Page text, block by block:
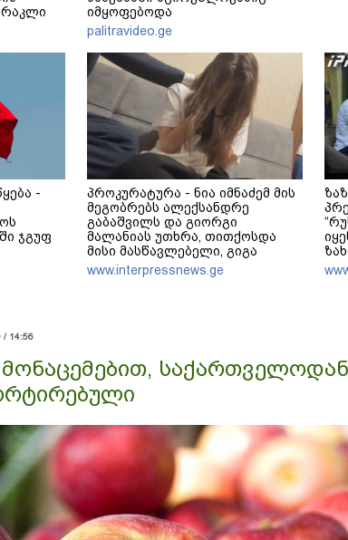
იმყოფებოდა
palitravideo.ge
-
ჯგუფ
-
პროკურატურა - ნია იმნაძემ მის
მეგობრებს ალექსანდრე
გაბაშვილს და გიორგი
მალანიას უთხრა, თითქოსდა
მისი მასწავლებელი, გიგა
ავალიანი ზედმეტ ყურადღებას
იჩენდა მის მიმართ, რითაც
www.interpressnews.ge
/ 14:56